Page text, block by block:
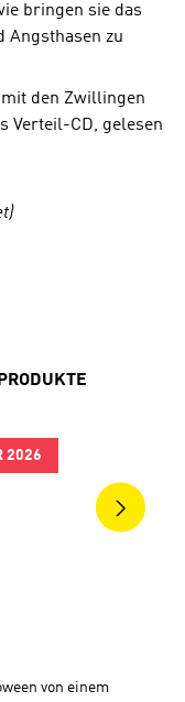
bringen sie das
Angsthasen zu
den Zwillingen
Verteil-CD, gelesen
2026
von einem